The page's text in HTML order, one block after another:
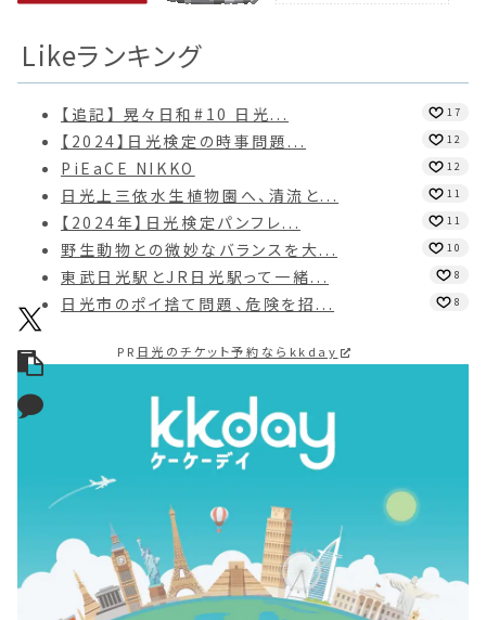
Likeランキング
【追記】 晃々日和#10 日光... 17
【2024】日光検定の時事問題... 12
PiEaCE NIKKO 12
日光上三依水生植物園へ、清流と... 11
【2024年】日光検定パンフレ... 11
野生動物との微妙なバランスを大... 10
東武日光駅とJR日光駅って一緒... 8
日光市のポイ捨て問題、危険を招... 8
PR 日光のチケット予約ならkkday